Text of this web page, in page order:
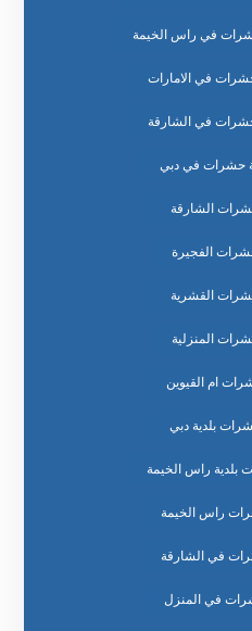
في راس الخيمة
في الامارات
في الشارقة
حشرات في دبي
الشارقة
الفجيرة
القشرية
المنزلية
ام القيوين
بلدية دبي
بلدية راس الخيمة
راس الخيمة
في الشارقة
في المنزل